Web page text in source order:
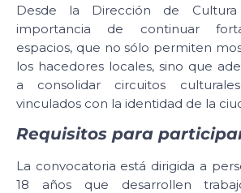
Desde la Dirección de
importancia de continuar
espacios, que no sólo permiten
los hacedores locales, sino que
a consolidar circuitos
vinculados con la identidad de la
Requisitos para
La convocatoria está dirigida a
18 años que desarrollen